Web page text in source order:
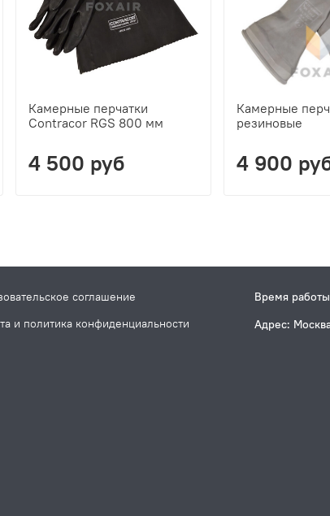
Камерные перчатки
Contracor RGS 800 мм
4 500 руб
Камерные
резиновые
4 900
соглашение
и политика конфиденциальности
Время
Адрес: